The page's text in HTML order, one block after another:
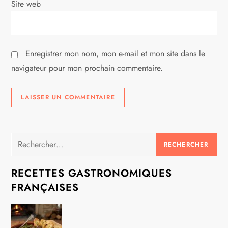
l
e
Site web
Enregistrer mon nom, mon e-mail et mon site dans le
navigateur pour mon prochain commentaire.
Rechercher :
RECETTES GASTRONOMIQUES
FRANÇAISES